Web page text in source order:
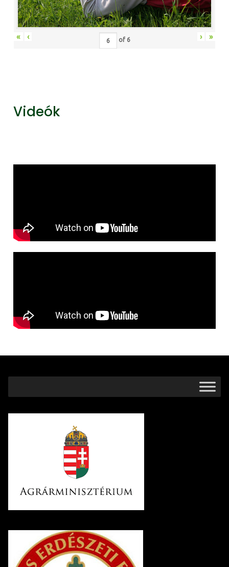
« ‹ of 6 › »
Videók